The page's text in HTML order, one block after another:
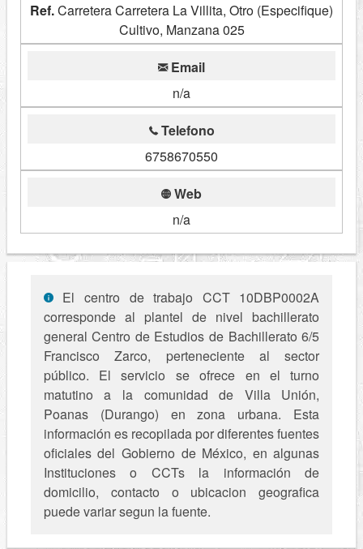
Ref.Carretera Carretera La Villita, Otro (Especifique)
Cultivo, Manzana 025
Email
n/a
Telefono
6758670550
Web
n/a
El centro de trabajo CCT 10DBP0002A
corresponde al plantel de nivel bachillerato
general Centro de Estudios de Bachillerato 6/5
Francisco Zarco, perteneciente al sector
público. El servicio se ofrece en el turno
matutino a la comunidad de Villa Unión,
Poanas (Durango) en zona urbana. Esta
información es recopilada por diferentes fuentes
oficiales del Gobierno de México, en algunas
Instituciones o CCTs la información de
domicilio, contacto o ubicacion geografica
puede variar segun la fuente.